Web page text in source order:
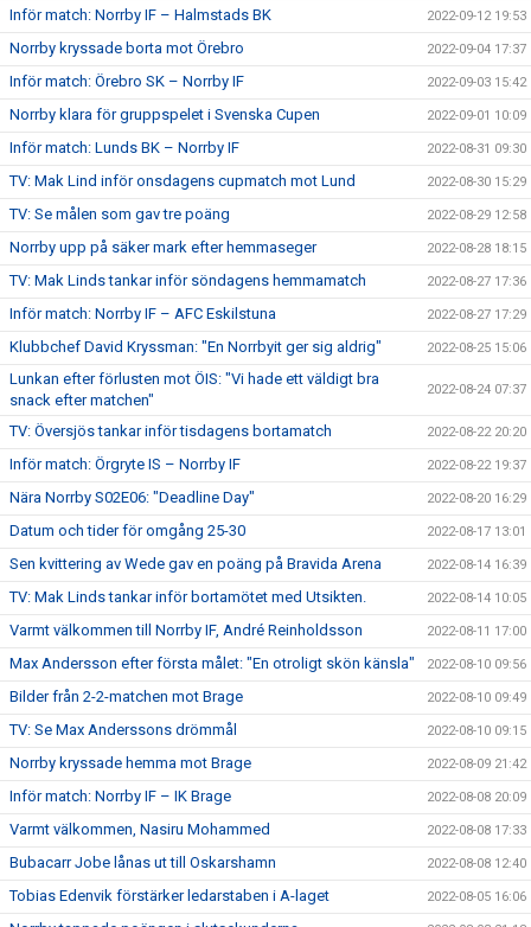
Inför match: Norrby IF – Halmstads BK 2022-09-12 19:53
Norrby kryssade borta mot Örebro 2022-09-04 17:37
Inför match: Örebro SK – Norrby IF 2022-09-03 15:42
Norrby klara för gruppspelet i Svenska Cupen 2022-09-01 10:09
Inför match: Lunds BK – Norrby IF 2022-08-31 09:30
TV: Mak Lind inför onsdagens cupmatch mot Lund 2022-08-30 15:29
TV: Se målen som gav tre poäng 2022-08-29 12:58
Norrby upp på säker mark efter hemmaseger 2022-08-28 18:15
TV: Mak Linds tankar inför söndagens hemmamatch 2022-08-27 17:36
Inför match: Norrby IF – AFC Eskilstuna 2022-08-27 17:29
Klubbchef David Kryssman: "En Norrbyit ger sig aldrig" 2022-08-25 15:06
Lunkan efter förlusten mot ÖIS: "Vi hade ett väldigt bra
snack efter matchen"
2022-08-24 07:37
TV: Översjös tankar inför tisdagens bortamatch 2022-08-22 20:20
Inför match: Örgryte IS – Norrby IF 2022-08-22 19:37
Nära Norrby S02E06: "Deadline Day" 2022-08-20 16:29
Datum och tider för omgång 25-30 2022-08-17 13:01
Sen kvittering av Wede gav en poäng på Bravida Arena 2022-08-14 16:39
TV: Mak Linds tankar inför bortamötet med Utsikten. 2022-08-14 10:05
Varmt välkommen till Norrby IF, André Reinholdsson 2022-08-11 17:00
Max Andersson efter första målet: "En otroligt skön känsla" 2022-08-10 09:56
Bilder från 2-2-matchen mot Brage 2022-08-10 09:49
TV: Se Max Anderssons drömmål 2022-08-10 09:15
Norrby kryssade hemma mot Brage 2022-08-09 21:42
Inför match: Norrby IF – IK Brage 2022-08-08 20:09
Varmt välkommen, Nasiru Mohammed 2022-08-08 17:33
Bubacarr Jobe lånas ut till Oskarshamn 2022-08-08 12:40
Tobias Edenvik förstärker ledarstaben i A-laget 2022-08-05 16:06